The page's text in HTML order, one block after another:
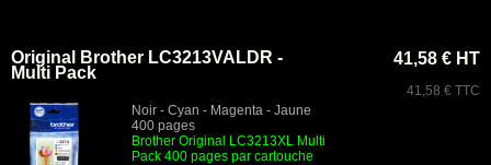
Original Brother LC3213VALDR -
Multi Pack
Noir - Cyan - Magenta - Jaune
400 pages
Brother Original LC3213XL Multi
Pack 400 pages par cartouche
41,58 € HT
41,58 € TTC